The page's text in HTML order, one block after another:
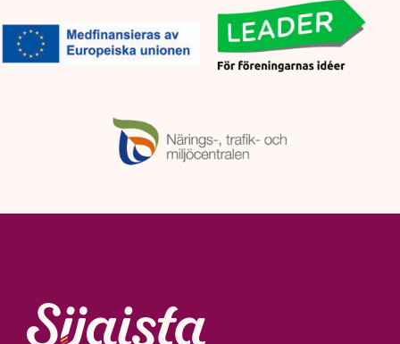
Sijaista